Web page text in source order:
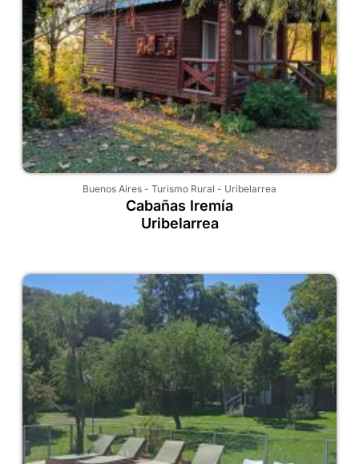
Buenos Aires - Turismo Rural - Uribelarrea
Cabañas Iremía
Uribelarrea